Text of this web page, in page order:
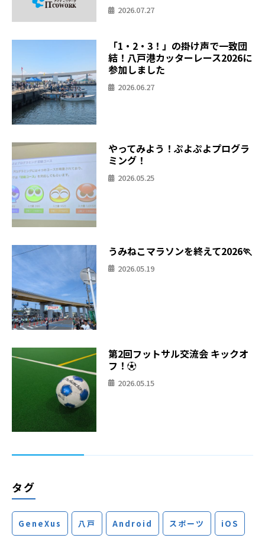
2026.07.27
「1・2・3！」の掛け声で一致団
結！八戸港カッターレース2026に
参加しました
2026.06.27
やってみよう！ぷよぷよプログラ
ミング！
2026.05.25
うみねこマラソンを終えて2026🏃
2026.05.19
第2回フットサル交流会 キックオ
フ！⚽
2026.05.15
タグ
GeneXus 八戸 Android スポーツ iOS